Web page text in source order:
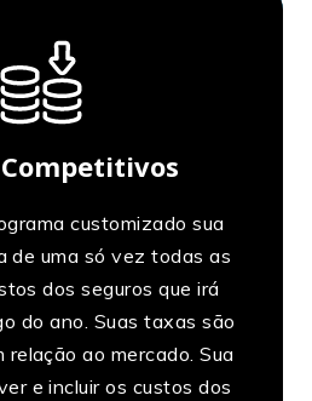
customizado sua
de uma só vez todas as
dos seguros que irá
do ano. Suas taxas são
ao mercado. Sua
e incluir os custos dos